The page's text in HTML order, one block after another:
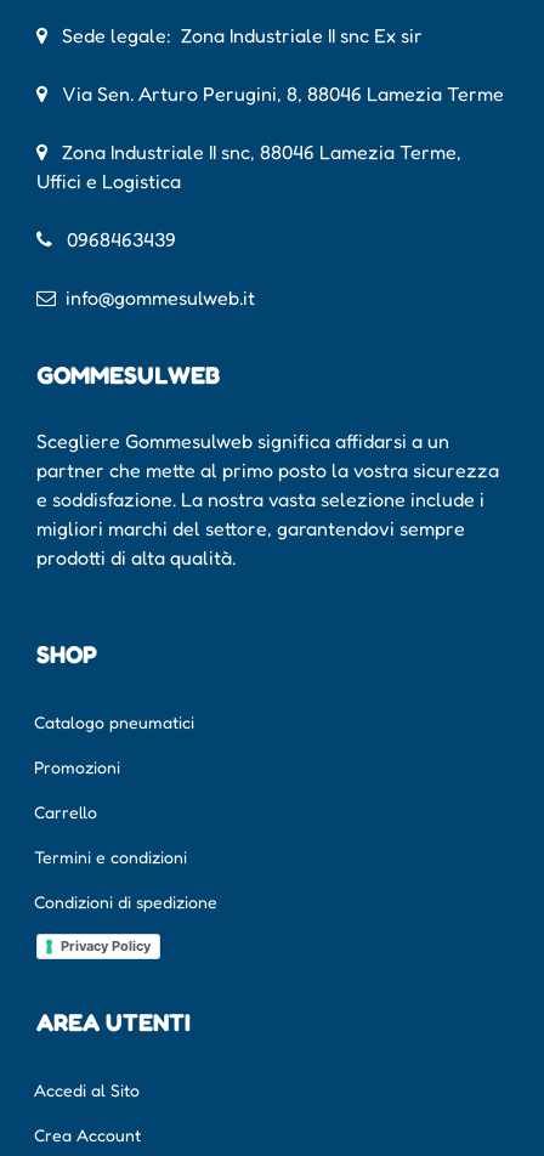
Sede legale: Zona Industriale II snc Ex sir
Via Sen. Arturo Perugini, 8, 88046 Lamezia Terme
Zona Industriale II snc, 88046 Lamezia Terme,
Uffici e Logistica
0968463439
info@gommesulweb.it
GOMMESULWEB
Scegliere Gommesulweb significa affidarsi a un
partner che mette al primo posto la vostra sicurezza
e soddisfazione. La nostra vasta selezione include i
migliori marchi del settore, garantendovi sempre
prodotti di alta qualità.
SHOP
Catalogo pneumatici
Promozioni
Carrello
Termini e condizioni
Condizioni di spedizione
Privacy Policy
AREA UTENTI
Accedi al Sito
Crea Account